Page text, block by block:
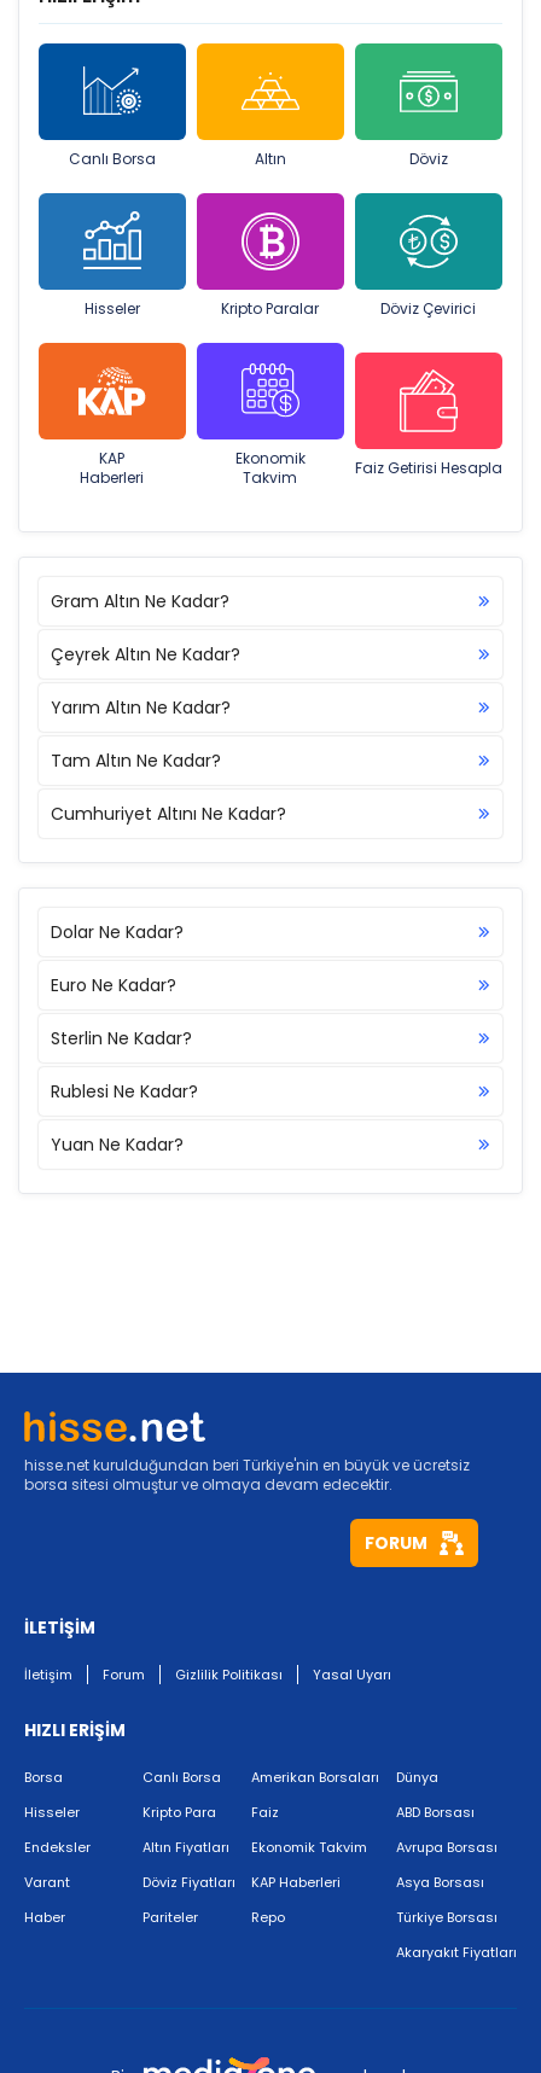
Canlı Borsa Altın Döviz
Hisseler Kripto Paralar Döviz Çevirici
KAP
Haberleri
Ekonomik
Takvim
Faiz Getirisi Hesapla
Gram Altın Ne Kadar?
Çeyrek Altın Ne Kadar?
Yarım Altın Ne Kadar?
Tam Altın Ne Kadar?
Cumhuriyet Altını Ne Kadar?
Dolar Ne Kadar?
Euro Ne Kadar?
Sterlin Ne Kadar?
Rublesi Ne Kadar?
Yuan Ne Kadar?
hisse.net kurulduğundan beri Türkiye'nin en büyük ve ücretsiz
borsa sitesi olmuştur ve olmaya devam edecektir.
FORUM
İLETİŞİM
İletişim Forum Gizlilik Politikası Yasal Uyarı
HIZLI ERİŞİM
Borsa
Hisseler
Endeksler
Varant
Haber
Canlı Borsa
Kripto Para
Altın Fiyatları
Döviz Fiyatları
Pariteler
Amerikan Borsaları
Faiz
Ekonomik Takvim
KAP Haberleri
Repo
Dünya
ABD Borsası
Avrupa Borsası
Asya Borsası
Türkiye Borsası
Akaryakıt Fiyatları